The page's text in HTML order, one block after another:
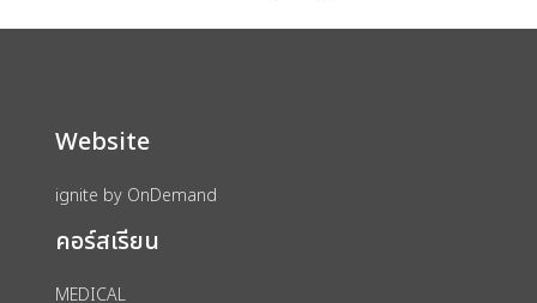
assignment ลงทะเบียน
Website
ignite by OnDemand
คอร์สเรียน
MEDICAL